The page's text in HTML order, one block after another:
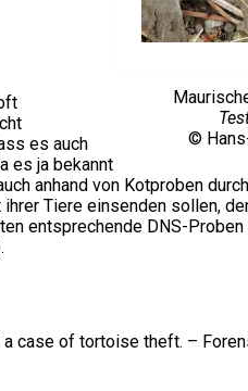
©
es auch
es ja bekannt
anhand von Kotproben
Tiere einsenden sollen,
entsprechende DNS-Proben
case of tortoise theft. –